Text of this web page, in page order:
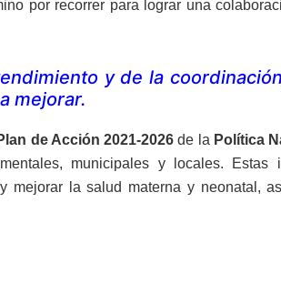
por recorrer para lograr una
y de la
mejorar.
de Acción 2021-2026 de la Política
municipales y locales.
mejorar la salud materna y neonatal,